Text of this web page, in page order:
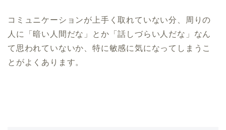
コミュニケーションが上手く取れていない分、周りの
人に「暗い人間だな」とか「話しづらい人だな」なん
て思われていないか、特に敏感に気になってしまうこ
とがよくあります。